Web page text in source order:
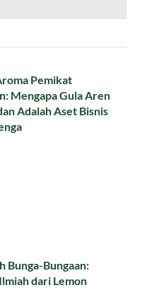
Pemikat
Mengapa Gula Aren
Adalah Aset Bisnis
Bunga-Bungaan:
dari Lemon